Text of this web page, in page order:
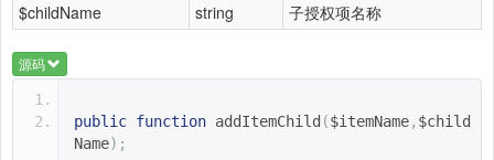
$childName
string 子授权项名称
源码
public function addItemChild ($itemName, $child
Name);